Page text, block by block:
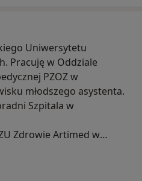
Uniwersytetu
Pracuję w Oddziale
PZOZ w
młodszego asystenta.
Szpitala w
Zdrowie Artimed w
i leczenie pacjentów
Wykonuję